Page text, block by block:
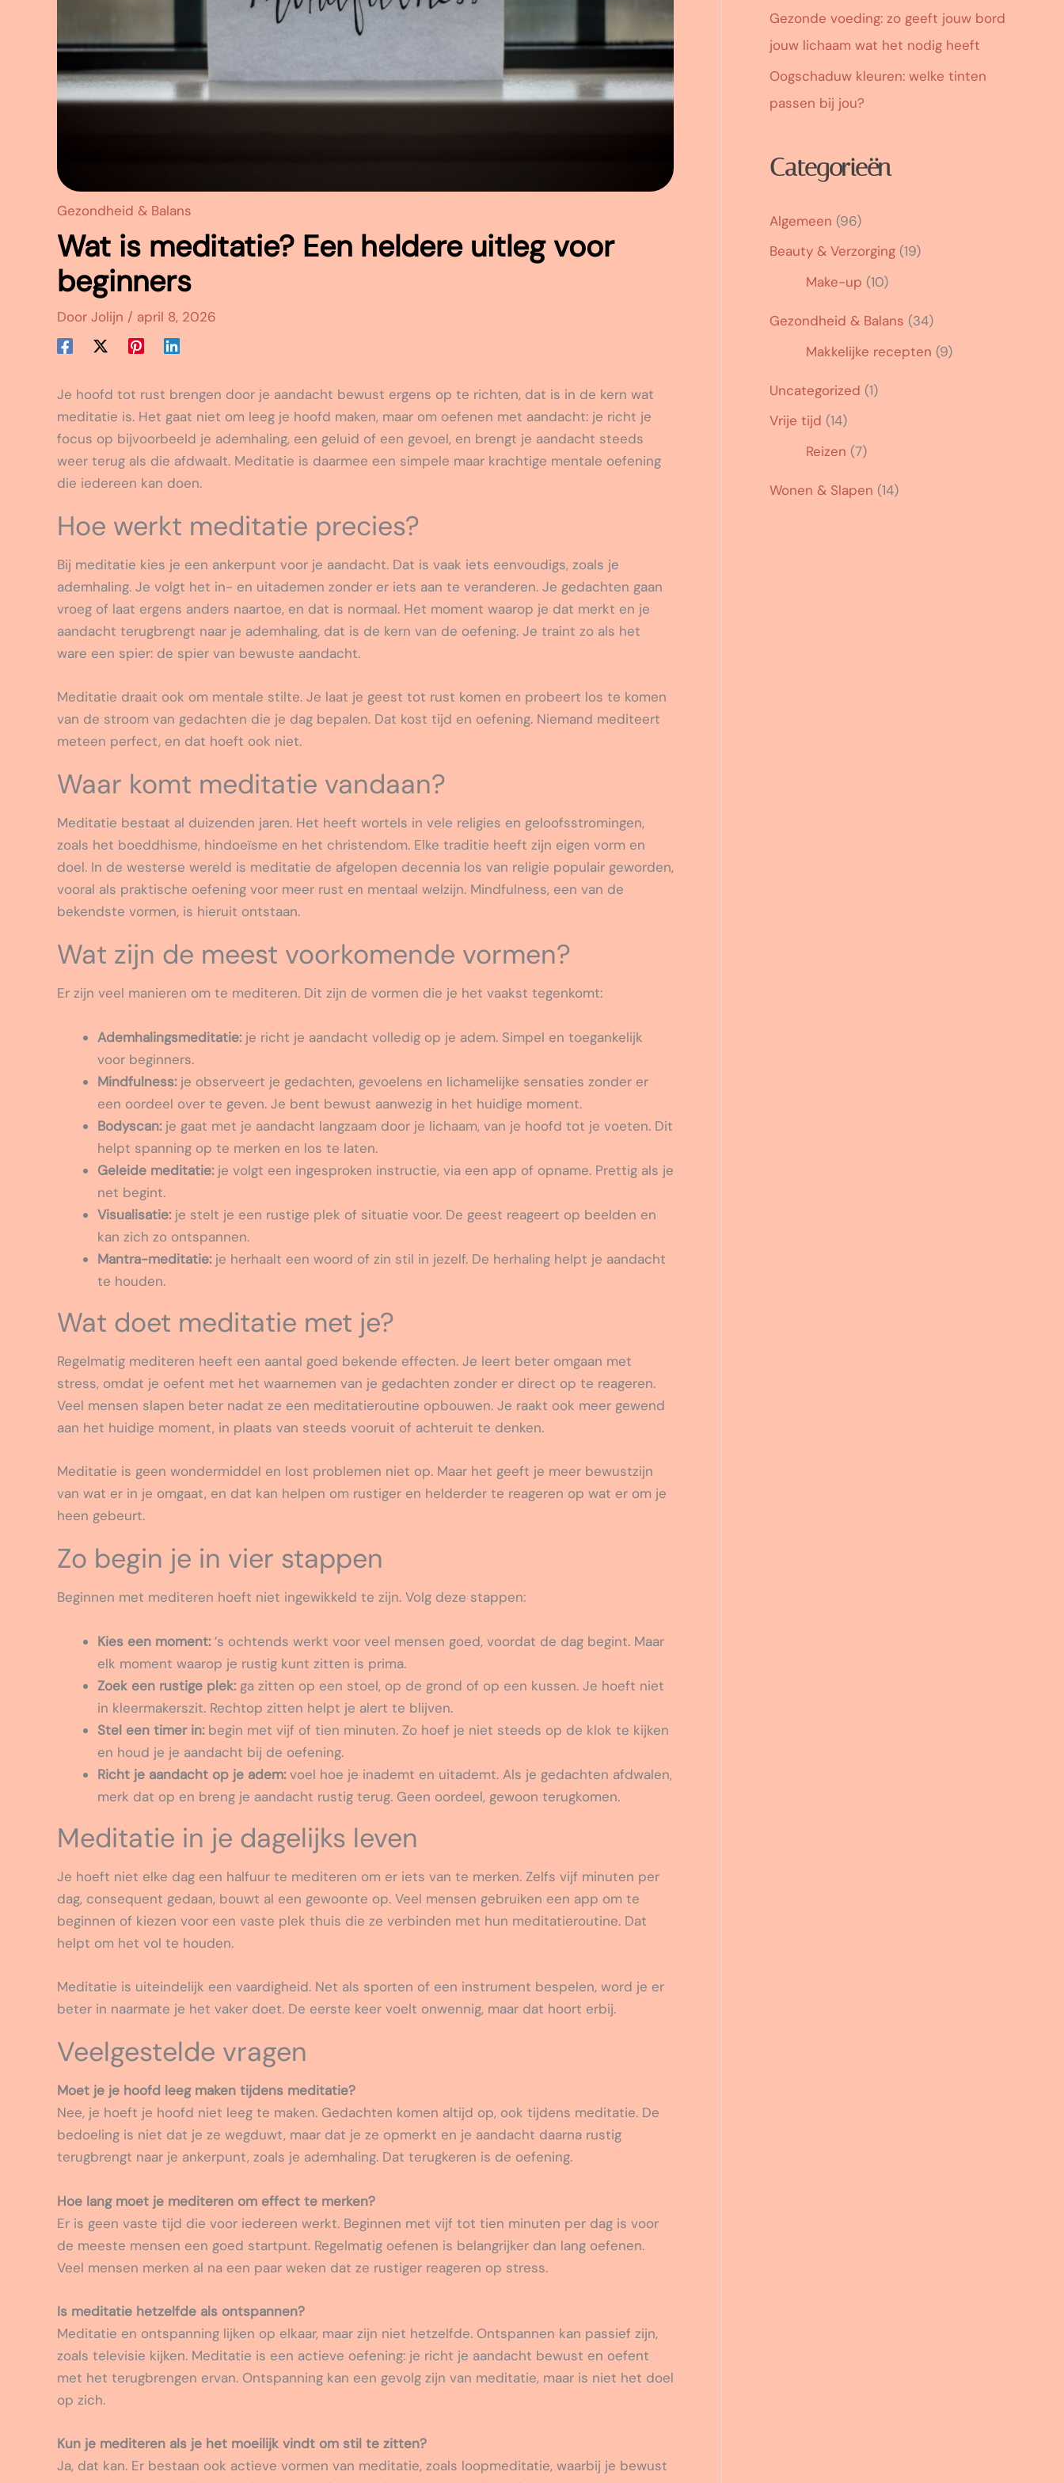
Gezondheid & Balans
Wat is meditatie? Een heldere uitleg voor
beginners
Door Jolijn / april 8, 2026
Je hoofd tot rust brengen door je aandacht bewust ergens op te richten, dat is in de kern wat
meditatie is. Het gaat niet om leeg je hoofd maken, maar om oefenen met aandacht: je richt je
focus op bijvoorbeeld je ademhaling, een geluid of een gevoel, en brengt je aandacht steeds
weer terug als die afdwaalt. Meditatie is daarmee een simpele maar krachtige mentale oefening
die iedereen kan doen.
Hoe werkt meditatie precies?
Bij meditatie kies je een ankerpunt voor je aandacht. Dat is vaak iets eenvoudigs, zoals je
ademhaling. Je volgt het in- en uitademen zonder er iets aan te veranderen. Je gedachten gaan
vroeg of laat ergens anders naartoe, en dat is normaal. Het moment waarop je dat merkt en je
aandacht terugbrengt naar je ademhaling, dat is de kern van de oefening. Je traint zo als het
ware een spier: de spier van bewuste aandacht.
Meditatie draait ook om mentale stilte. Je laat je geest tot rust komen en probeert los te komen
van de stroom van gedachten die je dag bepalen. Dat kost tijd en oefening. Niemand mediteert
meteen perfect, en dat hoeft ook niet.
Waar komt meditatie vandaan?
Meditatie bestaat al duizenden jaren. Het heeft wortels in vele religies en geloofsstromingen,
zoals het boeddhisme, hindoeïsme en het christendom. Elke traditie heeft zijn eigen vorm en
doel. In de westerse wereld is meditatie de afgelopen decennia los van religie populair geworden,
vooral als praktische oefening voor meer rust en mentaal welzijn. Mindfulness, een van de
bekendste vormen, is hieruit ontstaan.
Wat zijn de meest voorkomende vormen?
Er zijn veel manieren om te mediteren. Dit zijn de vormen die je het vaakst tegenkomt:
Ademhalingsmeditatie:je richt je aandacht volledig op je adem. Simpel en toegankelijk
voor beginners.
Mindfulness:je observeert je gedachten, gevoelens en lichamelijke sensaties zonder er
een oordeel over te geven. Je bent bewust aanwezig in het huidige moment.
Bodyscan:je gaat met je aandacht langzaam door je lichaam, van je hoofd tot je voeten. Dit
helpt spanning op te merken en los te laten.
Geleide meditatie:je volgt een ingesproken instructie, via een app of opname. Prettig als je
net begint.
Visualisatie:je stelt je een rustige plek of situatie voor. De geest reageert op beelden en
kan zich zo ontspannen.
Mantra-meditatie:je herhaalt een woord of zin stil in jezelf. De herhaling helpt je aandacht
te houden.
Wat doet meditatie met je?
Regelmatig mediteren heeft een aantal goed bekende effecten. Je leert beter omgaan met
stress, omdat je oefent met het waarnemen van je gedachten zonder er direct op te reageren.
Veel mensen slapen beter nadat ze een meditatieroutine opbouwen. Je raakt ook meer gewend
aan het huidige moment, in plaats van steeds vooruit of achteruit te denken.
Meditatie is geen wondermiddel en lost problemen niet op. Maar het geeft je meer bewustzijn
van wat er in je omgaat, en dat kan helpen om rustiger en helderder te reageren op wat er om je
heen gebeurt.
Zo begin je in vier stappen
Beginnen met mediteren hoeft niet ingewikkeld te zijn. Volg deze stappen:
Kies een moment:’s ochtends werkt voor veel mensen goed, voordat de dag begint. Maar
elk moment waarop je rustig kunt zitten is prima.
Zoek een rustige plek:ga zitten op een stoel, op de grond of op een kussen. Je hoeft niet
in kleermakerszit. Rechtop zitten helpt je alert te blijven.
Stel een timer in:begin met vijf of tien minuten. Zo hoef je niet steeds op de klok te kijken
en houd je je aandacht bij de oefening.
Richt je aandacht op je adem:voel hoe je inademt en uitademt. Als je gedachten afdwalen,
merk dat op en breng je aandacht rustig terug. Geen oordeel, gewoon terugkomen.
Meditatie in je dagelijks leven
Je hoeft niet elke dag een halfuur te mediteren om er iets van te merken. Zelfs vijf minuten per
dag, consequent gedaan, bouwt al een gewoonte op. Veel mensen gebruiken een app om te
beginnen of kiezen voor een vaste plek thuis die ze verbinden met hun meditatieroutine. Dat
helpt om het vol te houden.
Meditatie is uiteindelijk een vaardigheid. Net als sporten of een instrument bespelen, word je er
beter in naarmate je het vaker doet. De eerste keer voelt onwennig, maar dat hoort erbij.
Veelgestelde vragen
Moet je je hoofd leeg maken tijdens meditatie?
Nee, je hoeft je hoofd niet leeg te maken. Gedachten komen altijd op, ook tijdens meditatie. De
bedoeling is niet dat je ze wegduwt, maar dat je ze opmerkt en je aandacht daarna rustig
terugbrengt naar je ankerpunt, zoals je ademhaling. Dat terugkeren is de oefening.
Hoe lang moet je mediteren om effect te merken?
Er is geen vaste tijd die voor iedereen werkt. Beginnen met vijf tot tien minuten per dag is voor
de meeste mensen een goed startpunt. Regelmatig oefenen is belangrijker dan lang oefenen.
Veel mensen merken al na een paar weken dat ze rustiger reageren op stress.
Is meditatie hetzelfde als ontspannen?
Meditatie en ontspanning lijken op elkaar, maar zijn niet hetzelfde. Ontspannen kan passief zijn,
zoals televisie kijken. Meditatie is een actieve oefening: je richt je aandacht bewust en oefent
met het terugbrengen ervan. Ontspanning kan een gevolg zijn van meditatie, maar is niet het doel
op zich.
Kun je mediteren als je het moeilijk vindt om stil te zitten?
Ja, dat kan. Er bestaan ook actieve vormen van meditatie, zoals loopmeditatie, waarbij je bewust
Gezonde voeding: zo geeft jouw bord
jouw lichaam wat het nodig heeft
Oogschaduw kleuren: welke tinten
passen bij jou?
Categorieën
Algemeen (96)
Beauty & Verzorging (19)
Make-up (10)
Gezondheid & Balans (34)
Makkelijke recepten (9)
Uncategorized (1)
Vrije tijd (14)
Reizen (7)
Wonen & Slapen (14)